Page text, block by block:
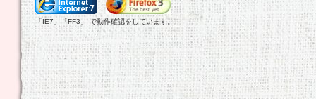
「IE7」「FF3」 で動作確認をしています。